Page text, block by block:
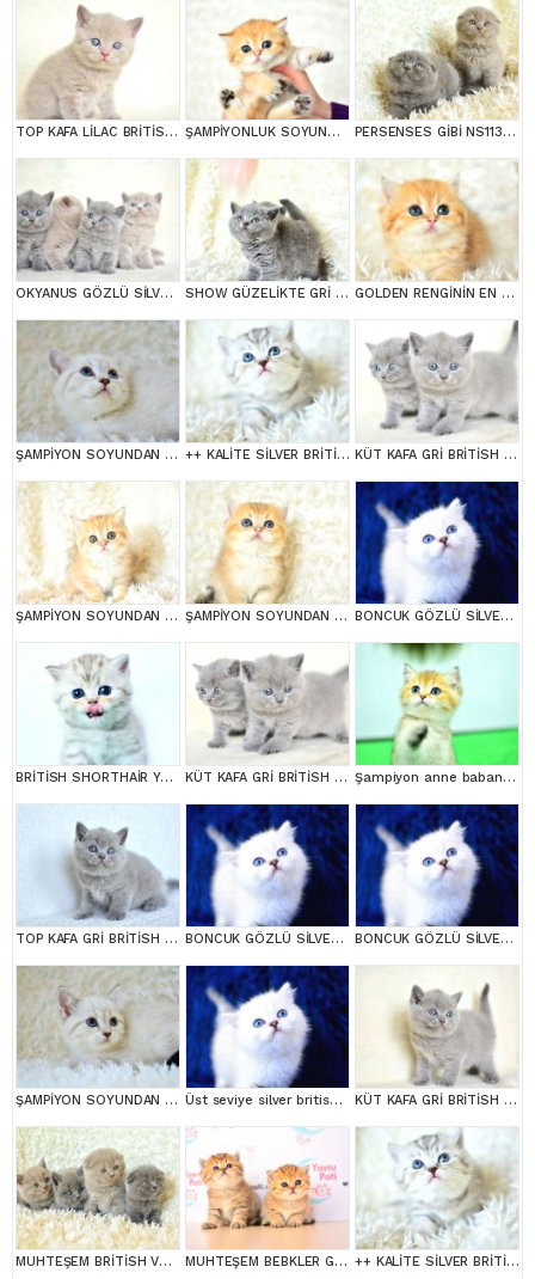
TOP KAFA LİLAC BRİTİSH SHORTHAİR YAVRULARIMIZ ŞAMPİYONLUK SOYUNDAN NY11 GOLDEN BRİTİSH SHORTHAİR PERSENSES GİBİ NS1133 BRİTİSH SHORTHAİR YAVRUMUZ
OKYANUS GÖZLÜ SİLVER POİNT BRİTİSH SHORTHAİR YAVRUMUZ SHOW GÜZELİKTE GRİ BRİTİSH SHORTHAİR YAVRUMUZ GOLDEN RENGİNİN EN GÜZEL TONU NY11 BRİTİSH SHORTHAİR
ŞAMPİYON SOYUNDAN LYNX BRİTİSH SHORTHAİR ++ KALİTE SİLVER BRİTİSH SHORTHAİR KÜT KAFA GRİ BRİTİSH SHORTHAİR YAVRULARIMIZ
ŞAMPİYON SOYUNDAN GOLDEN NY11 BRİTİSH SHORTHAİR YAVRUMUZ erkek ŞAMPİYON SOYUNDAN NY11 GOLDEN BRİTİSH SHORTHAİR BONCUK GÖZLÜ SİLVER BRİTİSH SHORTHAİR NS1133
BRİTİSH SHORTHAİR YAVRUMUZ KÜT KAFA GRİ BRİTİSH SHORTHAİR YAVRULARIMIZ Şampiyon anne babanın yavrusu ny11 golden british
TOP KAFA GRİ BRİTİSH SHORTHAİR YAVRUMUZ BONCUK GÖZLÜ SİLVER BRİTİSH SHORTHAİR NS1133 BONCUK GÖZLÜ SİLVER BRİTİSH SHORTHAİR NS1133
ŞAMPİYON SOYUNDAN LYNX BRİTİSH SHORTHAİR Üst seviye silver british shorthair yavrumuz ns1133 KÜT KAFA GRİ BRİTİSH SHORTHAİR
MUHTEŞEM BRİTİSH VE SCOTTİSH YAVRULAR MUHTEŞEM BEBKLER GOLDEN BRİTİSH SHORTHAİR ++ KALİTE SİLVER BRİTİSH SHORTHAİR